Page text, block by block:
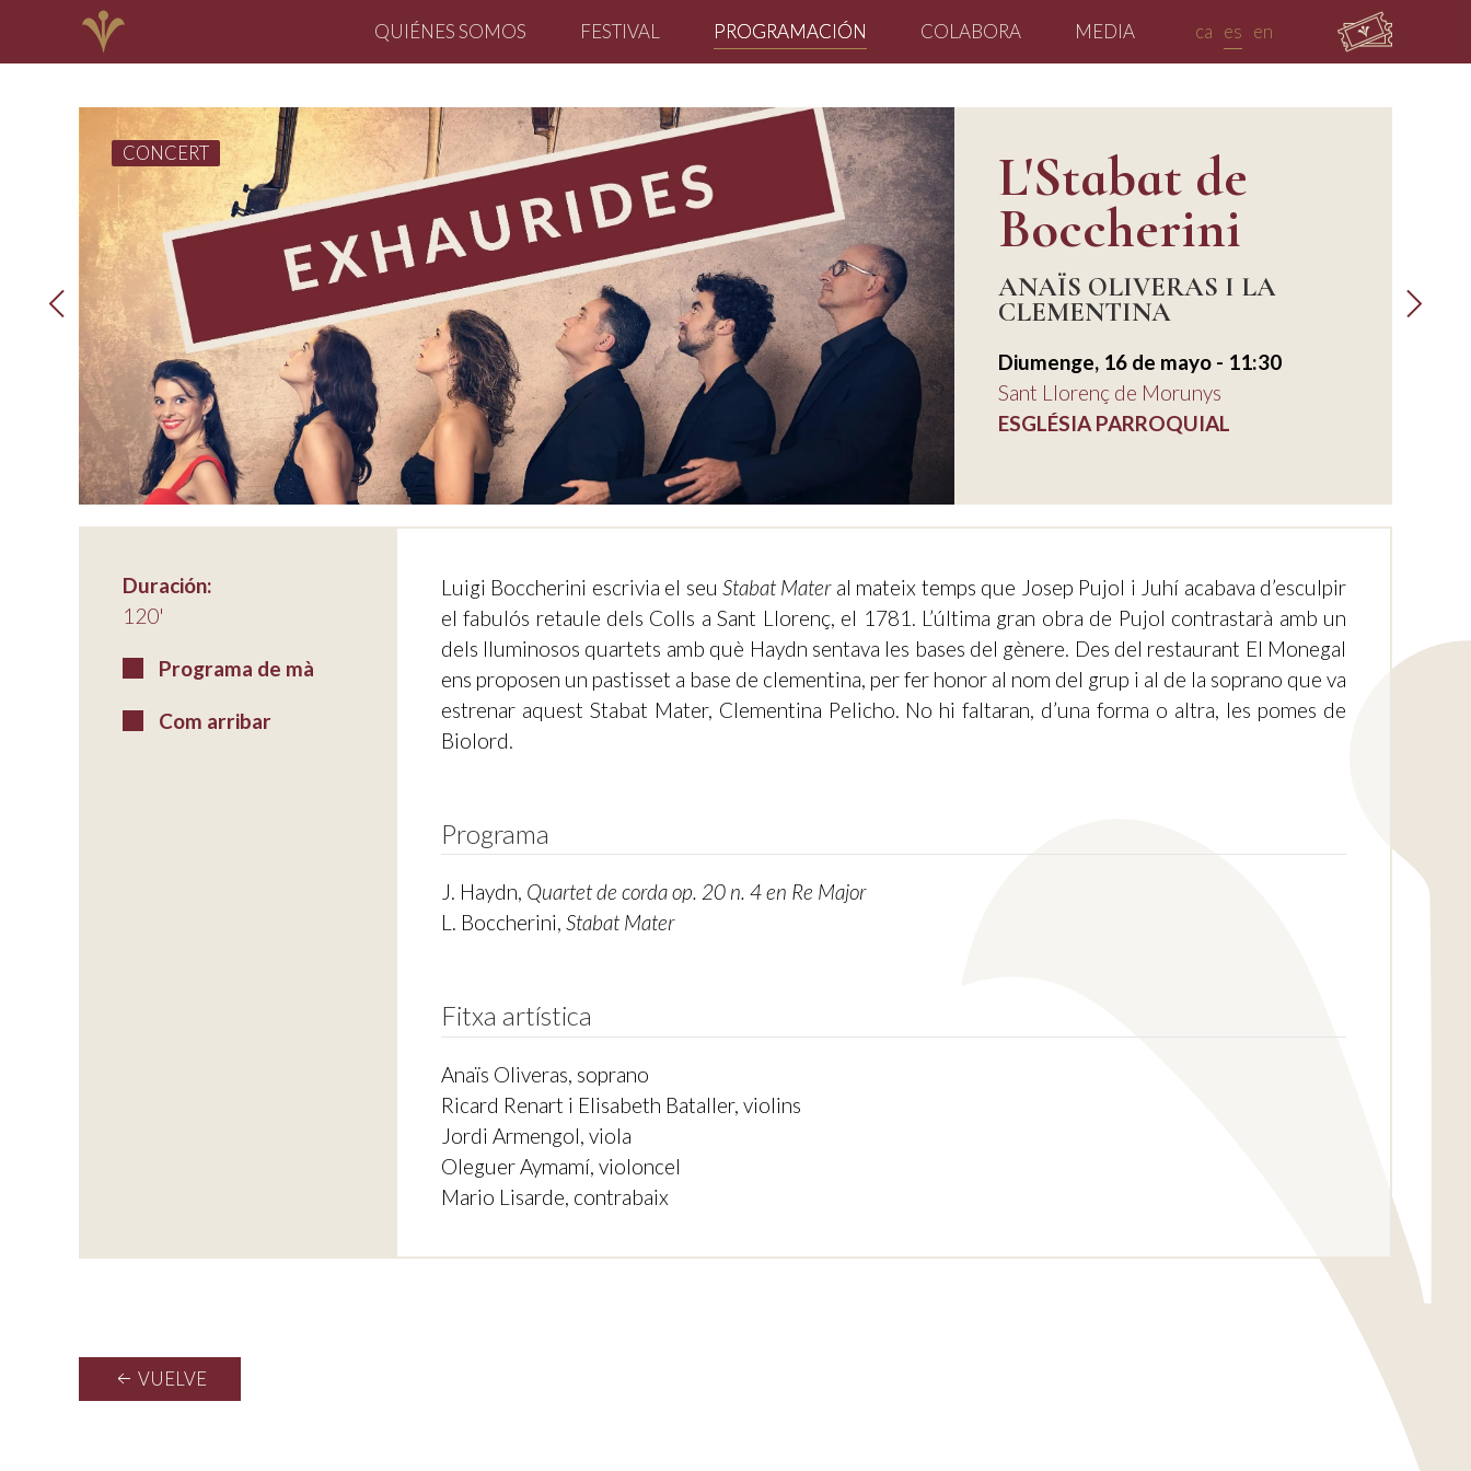
QUIÉNES SOMOS FESTIVAL PROGRAMACIÓN COLABORA MEDIA ca es en
CONCERT L'Stabat de
Boccherini
ANAÏS OLIVERAS I LA
CLEMENTINA
Diumenge, 16 de mayo - 11:30
Sant Llorenç de Morunys
ESGLÉSIA PARROQUIAL
Duración:
120'
Programa de mà
Com arribar
Luigi Boccherini escrivia el seu Stabat Materal mateix temps que Josep Pujol i Juhí acabava d’esculpir
el fabulós retaule dels Colls a Sant Llorenç, el 1781. L’última gran obra de Pujol contrastarà amb un
dels lluminosos quartets amb què Haydn sentava les bases del gènere. Des del restaurant El Monegal
ens proposen un pastisset a base de clementina, per fer honor al nom del grup i al de la soprano que va
estrenar aquest Stabat Mater, Clementina Pelicho. No hi faltaran, d’una forma o altra, les pomes de
Biolord.
Programa
J. Haydn, Quartet de corda op. 20 n. 4 en Re Major
L. Boccherini, Stabat Mater
Fitxa artística
Anaïs Oliveras, soprano
Ricard Renart i Elisabeth Bataller, violins
Jordi Armengol, viola
Oleguer Aymamí, violoncel
Mario Lisarde, contrabaix
VUELVE